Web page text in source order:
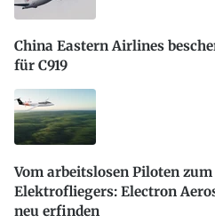
China Eastern Airlines
für C919
Vom arbeitslosen Piloten
Elektrofliegers: Electron
neu erfinden